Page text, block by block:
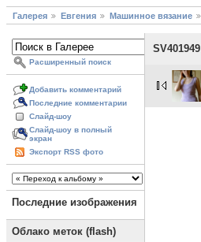
Галерея Евгения Машинное вязание
Расширенный поиск
Добавить комментарий
Последние комментарии
Слайд-шоу
Слайд-шоу в полный
экран
Экспорт RSS фото
Последние изображения
Облако меток (flash)
SV401949